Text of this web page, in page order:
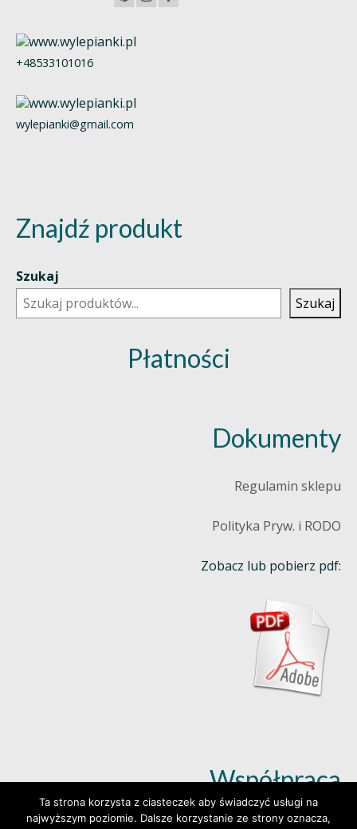
+48533101016
wylepianki@gmail.com
Znajdź produkt
Szukaj
Szukaj
Płatności
Dokumenty
Regulamin sklepu
Polityka Pryw. i RODO
Zobacz lub pobierz pdf:
Współpraca
Ta strona korzysta z ciasteczek aby świadczyć usługi na
najwyższym poziomie. Dalsze korzystanie ze strony oznacza,